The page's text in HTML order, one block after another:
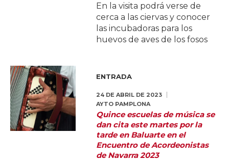
En la visita podrá verse de
cerca a las ciervas y conocer
las incubadoras para los
huevos de aves de los fosos
ENTRADA
24 DE ABRIL DE 2023
AYTO PAMPLONA
Quince escuelas de música se
dan cita este martes por la
tarde en Baluarte en el
Encuentro de Acordeonistas
de Navarra 2023